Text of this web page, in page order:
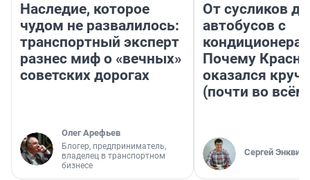
Наследие, которое
чудом не развалилось:
транспортный эксперт
разнес миф о «вечных»
советских дорогах
Олег Арефьев
Блогер, предприниматель,
владелец в транспортном
бизнесе
От сусликов до
автобусов с
Почему
оказался
(почти во
Сергей Энквист